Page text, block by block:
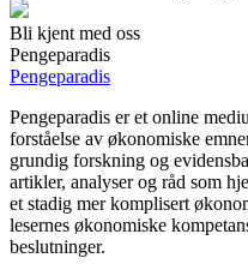
Bli kjent med oss
Pengeparadis
Pengeparadis
Pengeparadis er et online
forståelse av økonomiske
grundig forskning og
artikler, analyser og råd som
et stadig mer komplisert
lesernes økonomiske
beslutninger.